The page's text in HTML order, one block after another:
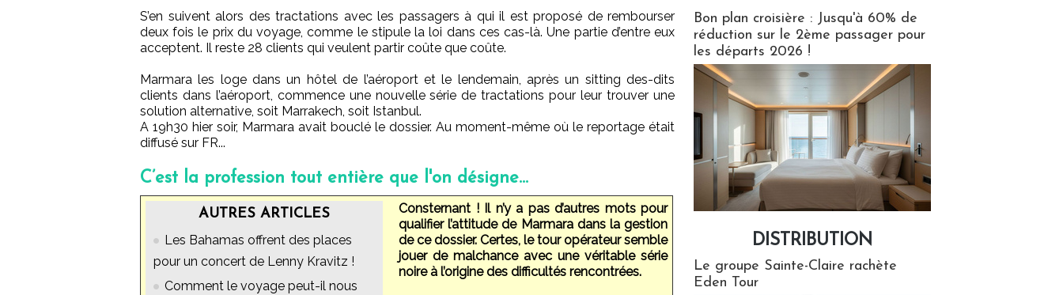
S’en suivent alors des tractations avec les passagers à qui il est proposé de rembourser
deux fois le prix du voyage, comme le stipule la loi dans ces cas-là. Une partie d’entre eux
acceptent. Il reste 28 clients qui veulent partir coûte que coûte.
Marmara les loge dans un hôtel de l’aéroport et le lendemain, après un sitting des-dits
clients dans l’aéroport, commence une nouvelle série de tractations pour leur trouver une
solution alternative, soit Marrakech, soit Istanbul.
A 19h30 hier soir, Marmara avait bouclé le dossier. Au moment-même où le reportage était
diffusé sur FR...
C’est la profession tout entière que l'on désigne...
AUTRES ARTICLES
Les Bahamas offrent des places
pour un concert de Lenny Kravitz !
Comment le voyage peut-il nous
Consternant ! Il n’y a pas d’autres mots pour
qualifier l’attitude de Marmara dans la gestion
de ce dossier. Certes, le tour opérateur semble
jouer de malchance avec une véritable série
noire à l’origine des difficultés rencontrées.
Bon plan croisière : Jusqu'à 60% de
réduction sur le 2ème passager pour
les départs 2026 !
DISTRIBUTION
Le groupe Sainte-Claire rachète
Eden Tour